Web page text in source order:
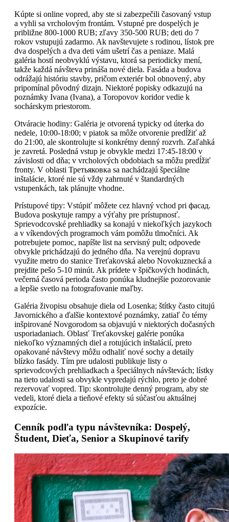
Kúpte si online vopred, aby ste si zabezpečili časovaný vstup
a vyhli sa vrcholovým frontám. Vstupné pre dospelých je
približne 800-1000 RUB; zľavy 350-500 RUB; deti do 7
rokov vstupujú zadarmo. Ak navštevujete s rodinou, lístok pre
dva dospelých a dva deti vám ušetrí čas a peniaze. Malá
galéria hostí neobvyklú výstavu, ktorá sa periodicky mení,
takže každá návšteva prináša nové diela. Fasáda a budova
odrážajú históriu stavby, pričom exteriér bol obnovený, aby
pripomínal pôvodný dizajn. Niektoré popisky odkazujú na
poznámky Ivana (Ivana), a Toropovov koridor vedie k
sochárskym priestorom.
Otváracie hodiny: Galéria je otvorená typicky od úterka do
nedele, 10:00-18:00; v piatok sa môže otvorenie predĺžiť až
do 21:00, ale skontrolujte si konkrétny denný rozvrh. Zaľahká
je zavretá. Posledná vstup je obvykle medzi 17:45-18:00 v
závislosti od dňa; v vrcholových obdobiach sa môžu predĺžiť
fronty. V oblasti Третьяковка sa nachádzajú špeciálne
inštalácie, ktoré nie sú vždy zahrnuté v štandardných
vstupenkách, tak plánujte vhodne.
Prístupové tipy: Vstúpiť môžete cez hlavný vchod pri фасад.
Budova poskytuje rampy a výťahy pre prístupnosť.
Sprievodcovské prehliadky sa konajú v niekoľkých jazykoch
a v víkendových programoch vám pomôžu tlmočníci. Ak
potrebujete pomoc, napíšte list na servisný pult; odpovede
obvykle prichádzajú do jedného dňa. Na verejnú dopravu
využite metro do stanice Treťakovská alebo Novokuznecká a
prejdite pešo 5-10 minút. Ak prídete v špičkových hodinách,
večerná časová perioda často ponúka kludnejšie pozorovanie
a lepšie svetlo na fotografovanie maľby.
Galéria živopisu obsahuje diela od Losenka; štítky často citujú
Javornického a ďalšie kontextové poznámky, zatiaľ čo témy
inšpirované Novgorodom sa objavujú v niektorých dočasných
usporiadaniach. Oblasť Treťakovskej galérie ponúka
niekoľko významných diel a rotujúcich inštalácií, preto
opakované návštevy môžu odhaliť nové sochy a detaily
blízko fasády. Tím pre udalosti publikuje listy o
sprievodcových prehliadkach a špeciálnych návštevách; lístky
na tieto udalosti sa obvykle vypredajú rýchlo, preto je dobré
rezervovať vopred. Tip: skontrolujte denný program, aby ste
vedeli, ktoré diela a tieňové efekty sú súčasťou aktuálnej
expozície.
Cenník podľa typu návštevníka: Dospelý,
Študent, Dieťa, Senior a Skupinové tarify